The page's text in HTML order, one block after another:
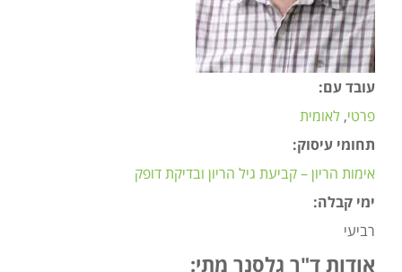
עובד עם:
פרטי לאומית
תחומי עיסוק:
אימות הריון – קביעת גיל הריון ובדיקת דופק
ימי קבלה:
רביעי
אודות ד"ר גלסנר מתי: